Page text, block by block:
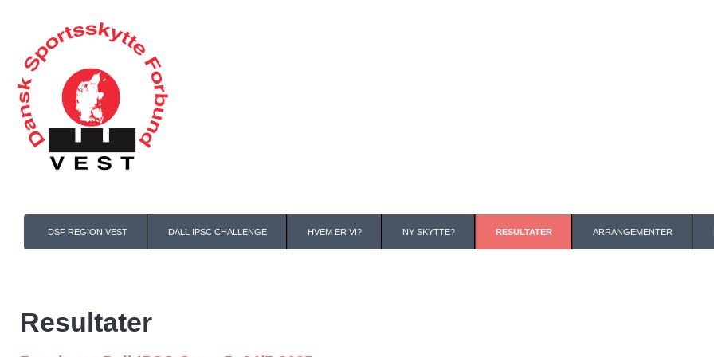
DSF REGION VEST DALL IPSC CHALLENGE HVEM ER VI? NY SKYTTE? RESULTATER ARRANGEMENTER
Resultater